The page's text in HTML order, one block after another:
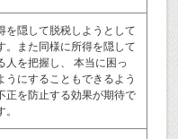
を隠して脱税しようとして
。また同様に所得を隠して
人を把握し、 本当に困っ
うにすることもできるよう
正を防止する効果が期待で